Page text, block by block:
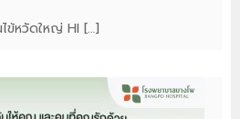
ข้หวัดใหญ่ HI […]